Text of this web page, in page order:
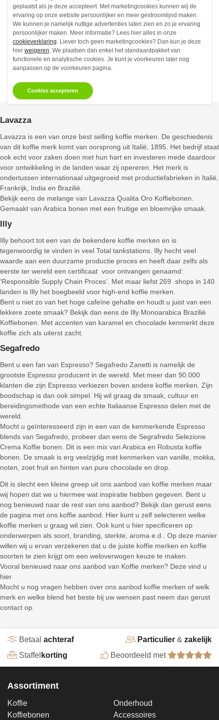
Vanaf €14,96
Niet op voorraad
Lavazza
Lavazza is een van onze best selling koffie merken. De geschiedenis
van dit koffie merk komt van oorsprong uit Italië, 1895. Het bedrijf staat
ook echt voor zaken doen met hun hart en investeren mede daardoor
voor ontwikkeling in de landen waar zij opereren. Het merk is
ondertussen internationaal uitgegroeid met productiefabrieken in Italië,
Frankrijk, India en Brazilië.
Bekijk eens de melange van Lavazza Qualita Oro Koffiebonen.
Gemaakt van Arabica bonen met een fruitige en bloemrijke smaak.
Illy
Illy behoort tot een van de bekendere koffie merken en is
tegenwoordig te vinden in veel Total tankstations. Illy hecht veel
waarde aan een duurzame productie proces en heeft daar zelfs als
eerste ter wereld een certificaat voor ontvangen genaamd:
‘Responsible Supply Chain Proces’. Met maar liefst 269 shops in 140
landen is Illy het boegbeeld voor high-end koffie merken.
Bent u niet zo van het hoge cafeïne gehalte en houdt u juist van een
lekkere zoete smaak? Bekijk dan eens de Illy Monoarabica Brazilië
Koffiebonen. Met accenten van karamel en chocolade kenmerkt deze
koffie zich als uiterst zacht.
Segafredo
Bent u een fan van Espresso? Segafredo Zanetti is namelijk de
grootste Espresso producent in de wereld. Met meer dan 90.000
klanten die zijn Espresso verkiezen boven andere koffie merken. Zijn
boodschap is dan ook simpel. Hij wil graag de smaak, cultuur en
bereidingsmethode van een echte Italiaanse Espresso delen met de
wereld.
Mocht u geïnteresseerd zijn in een van de kenmerkende Espresso
blends van Segafredo, probeer dan eens de Segrafredo Selezione
Crema Koffie bonen. Dit is een mix van Arabica en Robusta koffie
bonen. De smaak is erg veelzijdig met kenmerken van vanille, mokka,
noten, zoet fruit en hinten van pure chocolade en drop.
Dit is slecht een kleine greep uit ons aanbod van koffie merken maar
wij hopen dat we u hiermee wat inspiratie hebben gegeven. Bent u
nog benieuwd naar de rest van ons aanbod? Bekijk dan gerust eens
de pagina met ons koffie aanbod. Hier kunt u zelf selecteren welke
koffie merken u graag wil zien. Ook kunt u hier specificeren op
onderwerpen als soort, branding, sterkte, aroma e.d.. Op deze manier
willen wij u ervan verzekeren dat u de juiste koffie merken en koffie
soorten te zien krijgt om een weloverwogen keuze te maken.
Vooral benieuwd naar ons aanbod van Koffie merken? Deze vind u
hier.
Mocht u nog vragen hebben over ons aanbod koffie merken of welk
merk en welke blend het beste bij uw wensen past neem dan gerust
contact op.
Betaal achteraf Particulier & zakelijk
Staffel korting Beoordeeld met
Assortiment
Koffie
Koffiebonen
Onderhoud
Accessoires
geplaatst als je deze accepteert. Met marketingcookies kunnen wij de
ervaring op onze website persoonlijker en meer gestroomlijnd maken.
We kunnen je namelijk nuttige advertenties laten zien en zo je ervaring
persoonlijker maken. Meer informatie? Lees hier alles in onze
cookieverklaring. Liever toch geen marketingcookies? Dan kun je deze
hier weigeren. We plaatsen dan enkel het standaardpakket van
functionele en analytische cookies. Je kunt je voorkeuren later nog
aanpassen op de voorkeuren pagina.
Cookies accepteren